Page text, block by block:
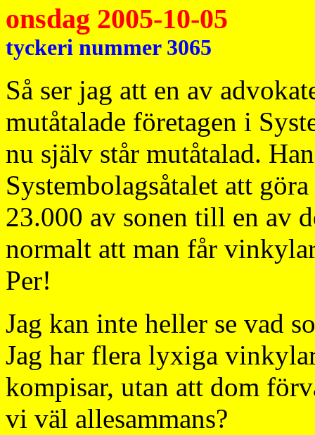
onsdag 2005-10-05
tyckeri nummer 3065
Så ser jag att en av
mutåtalade företagen i
nu själv står mutåtalad.
Systembolagsåtalet att
23.000 av sonen till en av
normalt att man får
Per!
Jag kan inte heller se vad
Jag har flera lyxiga
kompisar, utan att dom
vi väl allesammans?